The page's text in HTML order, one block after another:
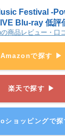
Festival -
Blu-ray 低評
の商品レビュー・口
Amazonで探す ▶
楽天で探す ▶
ショッピングで